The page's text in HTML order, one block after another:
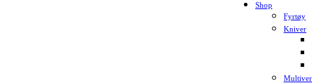
Shop
Fyrtøy
Kniver